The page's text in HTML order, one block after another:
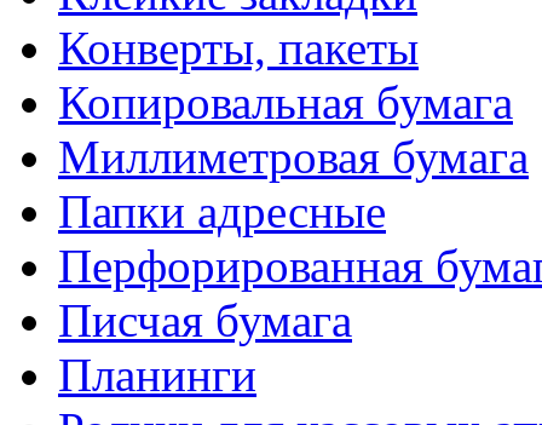
Конверты, пакеты
Копировальная бумага
Миллиметровая бумага
Папки адресные
Перфорированная
Писчая бумага
Планинги